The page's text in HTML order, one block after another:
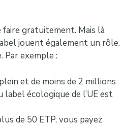
faire gratuitement. Mais là
jouent également un rôle.
Par exemple :
et de moins de 2 millions
label écologique de l’UE est
de 50 ETP, vous payez